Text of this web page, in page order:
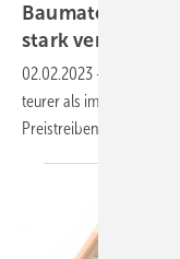
Baumaterialien
starkverteuert
02.02.2023 -
teurer als im Vorjahr mit
Preistreibend waren die